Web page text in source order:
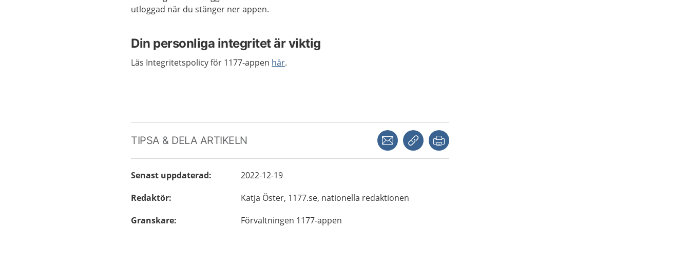
utloggad när du stänger ner appen.
Din personliga integritet är viktig
Läs Integritetspolicy för 1177-appen här.
TIPSA & DELA ARTIKELN Dela via mejlKopiera länk
Senast uppdaterad:
2022-12-19
Redaktör: Katja Öster, 1177.se, nationella redaktionen
Granskare: Förvaltningen 1177-appen